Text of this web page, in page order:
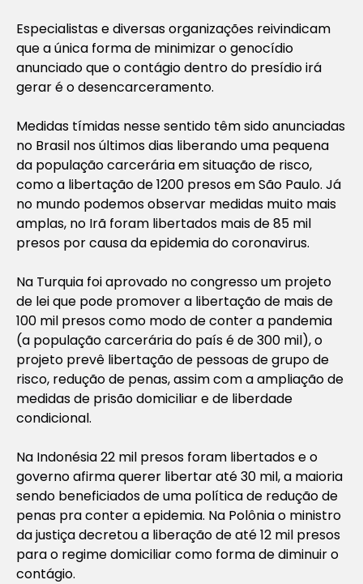
Especialistas e diversas organizações reivindicam
que a única forma de minimizar o genocídio
anunciado que o contágio dentro do presídio irá
gerar é o desencarceramento.
Medidas tímidas nesse sentido têm sido anunciadas
no Brasil nos últimos dias liberando uma pequena
da população carcerária em situação de risco,
como a libertação de 1200 presos em São Paulo. Já
no mundo podemos observar medidas muito mais
amplas, no Irã foram libertados mais de 85 mil
presos por causa da epidemia do coronavirus.
Na Turquia foi aprovado no congresso um projeto
de lei que pode promover a libertação de mais de
100 mil presos como modo de conter a pandemia
(a população carcerária do país é de 300 mil), o
projeto prevê libertação de pessoas de grupo de
risco, redução de penas, assim com a ampliação de
medidas de prisão domiciliar e de liberdade
condicional.
Na Indonésia 22 mil presos foram libertados e o
governo afirma querer libertar até 30 mil, a maioria
sendo beneficiados de uma política de redução de
penas pra conter a epidemia. Na Polônia o ministro
da justiça decretou a liberação de até 12 mil presos
para o regime domiciliar como forma de diminuir o
contágio.